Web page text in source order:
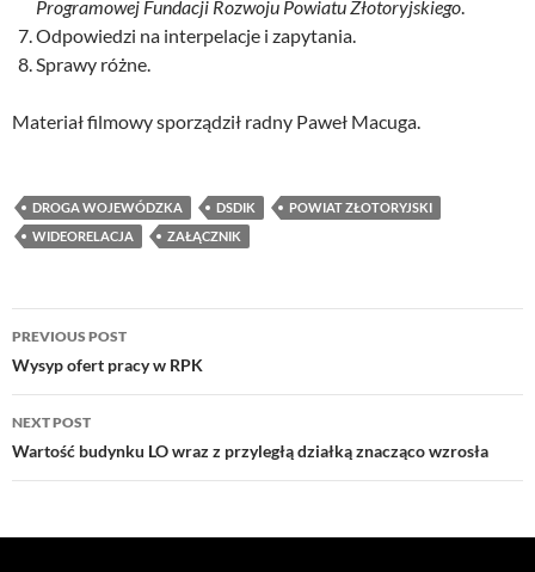
Programowej Fundacji Rozwoju Powiatu Złotoryjskiego
Odpowiedzi na interpelacje i zapytania.
Sprawy różne.
Materiał filmowy sporządził radny Paweł Macuga.
DROGA WOJEWÓDZKA DSDIK
POWIAT ZŁOTORYJSKI
WIDEORELACJA
ZAŁĄCZNIK
Post
navigation
PREVIOUS POST
Wysyp ofert pracy w RPK
NEXT POST
Wartość budynku LO wraz z przyległą działką znacząco wzrosła